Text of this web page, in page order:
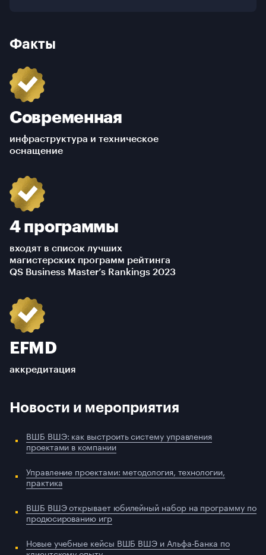
Факты
Современная
инфраструктура и техническое
оснащение
4 программы
входят в список лучших
магистерских программ рейтинга
QS Business Master’s Rankings 2023
EFMD
аккредитация
Новости и мероприятия
ВШБ ВШЭ: как выстроить систему управления
проектами в компании
Управление проектами: методология, технологии,
практика
ВШБ ВШЭ открывает юбилейный набор на программу по
продюсированию игр
Новые учебные кейсы ВШБ ВШЭ и Альфа-Банка по